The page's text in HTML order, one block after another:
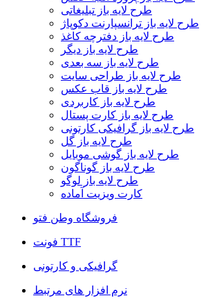
طرح لایه باز تبلیغاتی
طرح لایه باز ترانسپارنت دکوپاژ
طرح لایه باز دفترچه کاغذ
طرح لایه باز دیگر
طرح لایه باز سه بعدی
طرح لایه باز طراحی سایت
طرح لایه باز قاب عکس
طرح لایه باز کاربردی
طرح لایه باز کارت پستال
طرح لایه باز گرافیکی کارتونی
طرح لایه باز گل
طرح لایه باز گوشی موبایل
طرح لایه باز گوناگون
طرح لایه باز لوگو
کارت ویزیت آماده
فروشگاه وطن فتو
فونت TTF
گرافیکی و کارتونی
نرم افزار های مرتبط